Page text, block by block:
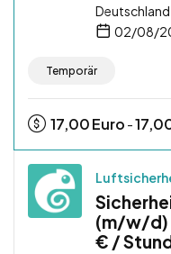
Deutschland
02/08/
Temporär
17,00Euro -
(m/w/d)
€ /